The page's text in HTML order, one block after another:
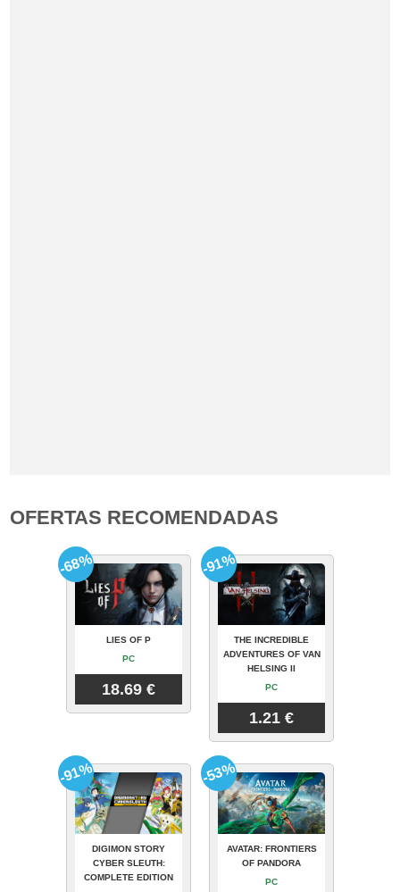
OFERTAS RECOMENDADAS
LIES OF P
PC
18.69 €
-68%
THE INCREDIBLE
ADVENTURES OF VAN
HELSING II
PC
1.21 €
-91%
DIGIMON STORY
CYBER SLEUTH:
COMPLETE EDITION
-91%
AVATAR: FRONTIERS
OF PANDORA
PC
-53%